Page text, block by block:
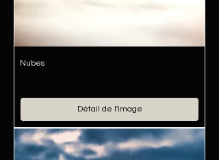
Nubes
Détail de l'image